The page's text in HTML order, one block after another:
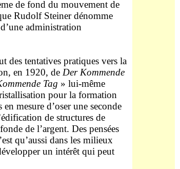
de fond du mouvement de
Rudolf Steiner dénomme
administration
des tentatives pratiques vers la
en 1920, de Der Kommende
Tag » lui-même
pour la formation
mesure d’oser une seconde
de structures de
de l’argent. Des pensées
qu’aussi dans les milieux
un intérêt qui peut